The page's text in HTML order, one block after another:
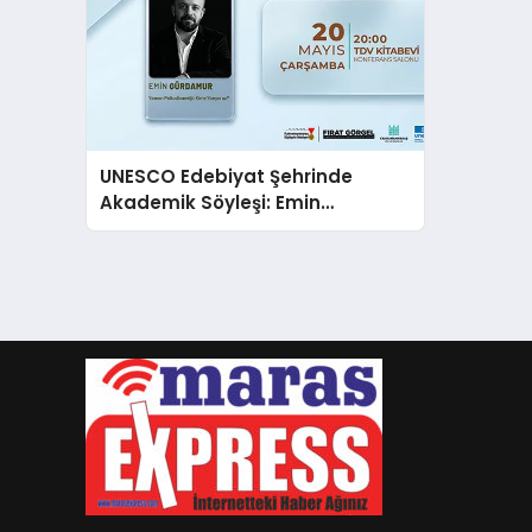
UNESCO Edebiyat Şehrinde
Akademik Söyleşi: Emin
Gürdamur ‘Yazının